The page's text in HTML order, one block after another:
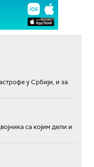
у Србији, и за
са којим дели и